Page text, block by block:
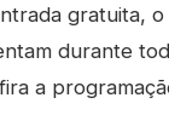
gratuita,
durante
a